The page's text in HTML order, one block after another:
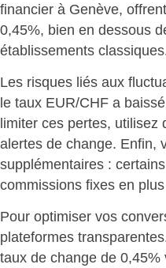
financier à Genève,
0,45%, bien en dessous
établissements classiques
Les risques liés aux
le taux EUR/CHF a
limiter ces pertes, utilisez
alertes de change. Enfin,
supplémentaires :
commissions fixes en
Pour optimiser vos
plateformes
taux de change de